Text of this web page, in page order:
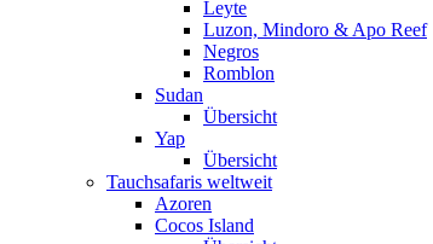
Leyte
Luzon, Mindoro & Apo Reef
Negros
Romblon
Sudan
Übersicht
Yap
Übersicht
Tauchsafaris weltweit
Azoren
Cocos Island